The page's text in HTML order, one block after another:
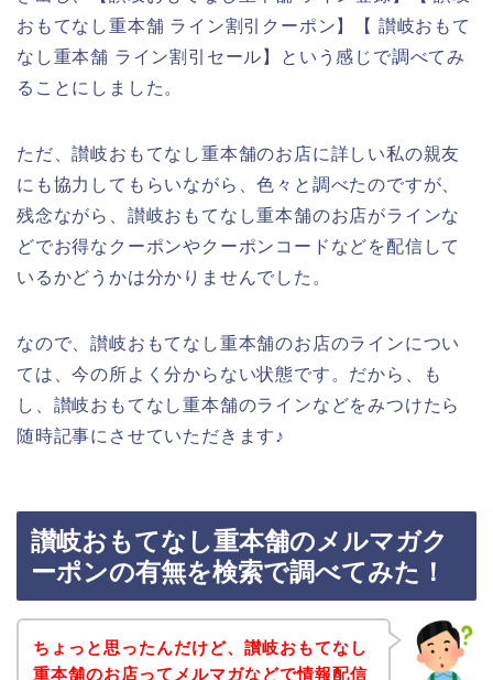
おもてなし重本舗 ライン割引クーポン】【 讃岐おもて
なし重本舗 ライン割引セール】という感じで調べてみ
ることにしました。
ただ、讃岐おもてなし重本舗のお店に詳しい私の親友
にも協力してもらいながら、色々と調べたのですが、
残念ながら、讃岐おもてなし重本舗のお店がラインな
どでお得なクーポンやクーポンコードなどを配信して
いるかどうかは分かりませんでした。
なので、讃岐おもてなし重本舗のお店のラインについ
ては、今の所よく分からない状態です。だから、も
し、讃岐おもてなし重本舗のラインなどをみつけたら
随時記事にさせていただきます♪
讃岐おもてなし重本舗のメルマガク
ーポンの有無を検索で調べてみた！
ちょっと思ったんだけど、讃岐おもてなし
重本舗のお店ってメルマガなどで情報配信